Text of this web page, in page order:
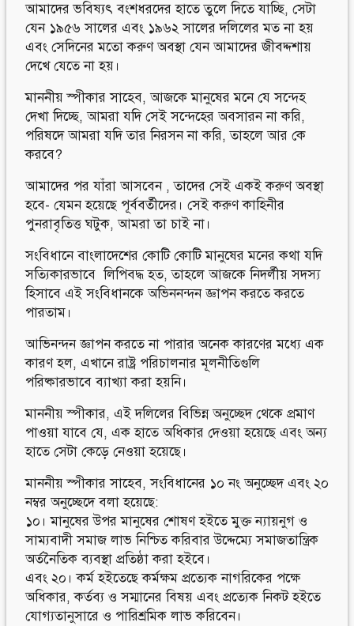
আমাদের ভবিষ্যৎ বংশধরদের হাতে তুলে দিতে যাচ্ছি, সেটা
যেন ১৯৫৬ সালের এবং ১৯৬২ সালের দলিলের মত না হয়
এবং সেদিনের মতো করুণ অবস্থা যেন আমাদের জীবদ্দশায়
দেখে যেতে না হয়।
মাননীয় স্পীকার সাহেব, আজকে মানুষের মনে যে সন্দেহ
দেখা দিচ্ছে, আমরা যদি সেই সন্দেহের অবসারন না করি,
পরিষদে আমরা যদি তার নিরসন না করি, তাহলে আর কে
করবে?
আমাদের পর যাঁরা আসবেন , তাদের সেই একই করুণ অবস্থা
হবে- যেমন হয়েছে পূর্ববর্তীদের। সেই করুণ কাহিনীর
পুনরাবৃতিত্ত ঘটুক, আমরা তা চাই না।
সংবিধানে বাংলাদেশের কোটি কোটি মানুষের মনের কথা যদি
সত্যিকারভাবে লিপিবদ্ধ হত, তাহলে আজকে নিদর্লীয় সদস্য
হিসাবে এই সংবিধানকে অভিননন্দন জ্ঞাপন করতে করতে
পারতাম।
আভিনন্দন জ্ঞাপন করতে না পারার অনেক কারণের মধ্যে এক
কারণ হল, এখানে রাষ্ট্র পরিচালনার মূলনীতিগুলি
পরিষ্কারভাবে ব্যাখ্যা করা হয়নি।
মাননীয় স্পীকার, এই দলিলের বিভিন্ন অনুচ্ছেদ থেকে প্রমাণ
পাওয়া যাবে যে, এক হাতে অধিকার দেওয়া হয়েছে এবং অন্য
হাতে সেটা কেড়ে নেওয়া হয়েছে।
মাননীয় স্পীকার সাহেব, সংবিধানের ১০ নং অনুচ্ছেদ এবং ২০
নম্বর অনুচ্ছেদে বলা হয়েছে:
১০। মানুষের উপর মানুষের শোষণ হইতে মুক্ত ন্যায়নুগ ও
সাম্যবাদী সমাজ লাভ নিশ্চিত করিবার উদ্দেম্যে সমাজতান্ত্রিক
অর্তনৈতিক ব্যবস্থা প্রতিষ্ঠা করা হইবে।
এবং ২০। কর্ম হইতেছে কর্মক্ষম প্রত্যেক নাগরিকের পক্ষে
অধিকার, কর্তব্য ও সম্মানের বিষয় এবং প্রত্যেক নিকট হইতে
যোগ্যতানুসারে ও পারিশ্রমিক লাভ করিবেন।